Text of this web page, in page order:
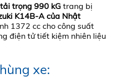
trọng 990 kG trang bị
K14B-A của Nhật
1372 cc cho công suất
điện tử tiết kiệm nhiên liệu
xe: